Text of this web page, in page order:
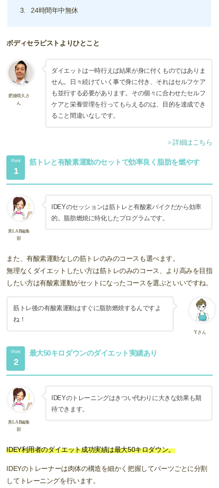
24時間年中無休
ボディセラピストよりひとこと
肥後晴久さ
ん
ダイエットは一時行えば結果が身に付くものではありま
せん。日々続けていく事で身に付き、それはセルフケア
も並行する必要があります。その個々に合わせたセルフ
ケアと栄養管理を行ってもらえるのは、目的を達成でき
ること間違いなしです。
＞詳細はこちら
Point
1
筋トレと有酸素運動のセットで効率良く脂肪を燃やす
美LAB編集
部
IDEYのセッションは筋トレと有酸素バイクだから効率
的。脂肪燃焼に特化したプログラムです。
また、有酸素運動なしの筋トレのみのコースも選べます。
無理なくダイエットしたい方は筋トレのみのコース、より高みを目指
したい方は有酸素運動がセットになったコースを選ぶといいですね。
Yさん
筋トレ後の有酸素運動はすぐに脂肪燃焼するんですよ
ね！
Point
2
最大50キロダウンのダイエット実績あり
美LAB編集
部
IDEYのトレーニングはきつい代わりに大きな効果も期
待できます。
IDEY利用者のダイエット成功実績は最大50キロダウン。
IDEYのトレーナーは肉体の構造を細かく把握してパーツごとに分割
してトレーニングを行います。